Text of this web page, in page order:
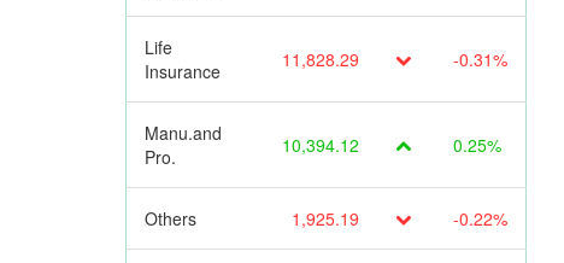
Life
Insurance
11,828.29 -0.31%
Manu.and
Pro.
10,394.12 0.25%
Others 1,925.19 -0.22%